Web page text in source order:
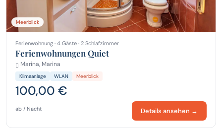
Meerblick
Ferienwohnung · 4 Gäste · 2 Schlafzimmer
Ferienwohnungen Quiet
Marina, Marina
Klimaanlage WLAN Meerblick
100,00 €
ab / Nacht Details ansehen →